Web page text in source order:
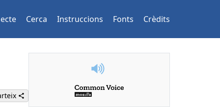
Cerca Instruccions Fonts Crèdits